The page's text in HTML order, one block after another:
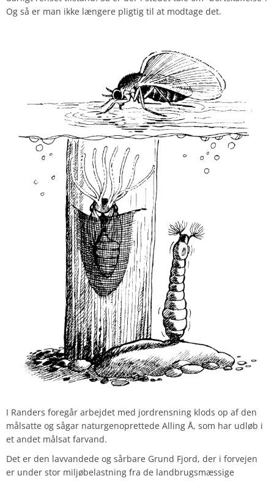
Og så er man ikke længere pligtig til at modtage det.
I Randers foregår arbejdet med jordrensning klods op af den
målsatte og sågar naturgenoprettede Alling Å, som har udløb i
et andet målsat farvand.
Det er den lavvandede og sårbare Grund Fjord, der i forvejen
er under stor miljøbelastning fra de landbrugsmæssige